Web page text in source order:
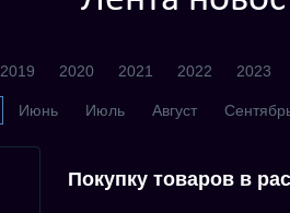
2019 2020 2021 2022 2023
Июнь Июль Август
Покупку товаров в